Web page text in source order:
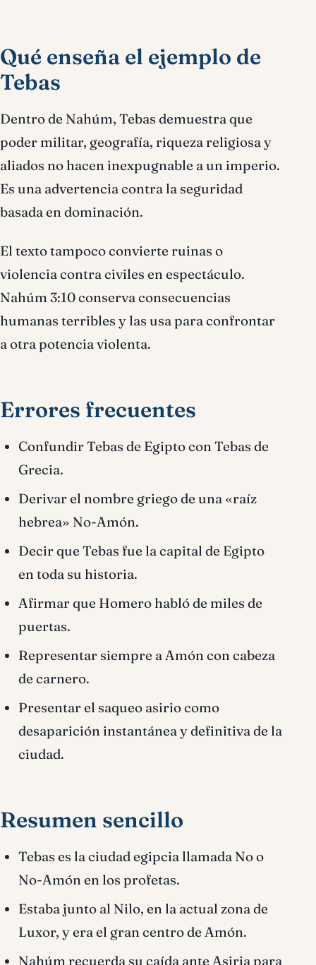
Qué enseña el ejemplo de
Tebas
Dentro de Nahúm, Tebas demuestra que
poder militar, geografía, riqueza religiosa y
aliados no hacen inexpugnable a un imperio.
Es una advertencia contra la seguridad
basada en dominación.
El texto tampoco convierte ruinas o
violencia contra civiles en espectáculo.
Nahúm 3:10 conserva consecuencias
humanas terribles y las usa para confrontar
a otra potencia violenta.
Errores frecuentes
Confundir Tebas de Egipto con Tebas de
Grecia.
Derivar el nombre griego de una «raíz
hebrea» No-Amón.
Decir que Tebas fue la capital de Egipto
en toda su historia.
Afirmar que Homero habló de miles de
puertas.
Representar siempre a Amón con cabeza
de carnero.
Presentar el saqueo asirio como
desaparición instantánea y definitiva de la
ciudad.
Resumen sencillo
Tebas es la ciudad egipcia llamada No o
No-Amón en los profetas.
Estaba junto al Nilo, en la actual zona de
Luxor, y era el gran centro de Amón.
Nahúm recuerda su caída ante Asiria para